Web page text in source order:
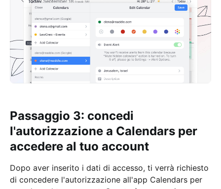
Passaggio 3: concedi
l'autorizzazione a Calendars per
accedere al tuo account
Dopo aver inserito i dati di accesso, ti verrà richiesto
di concedere l'autorizzazione all'app Calendars per